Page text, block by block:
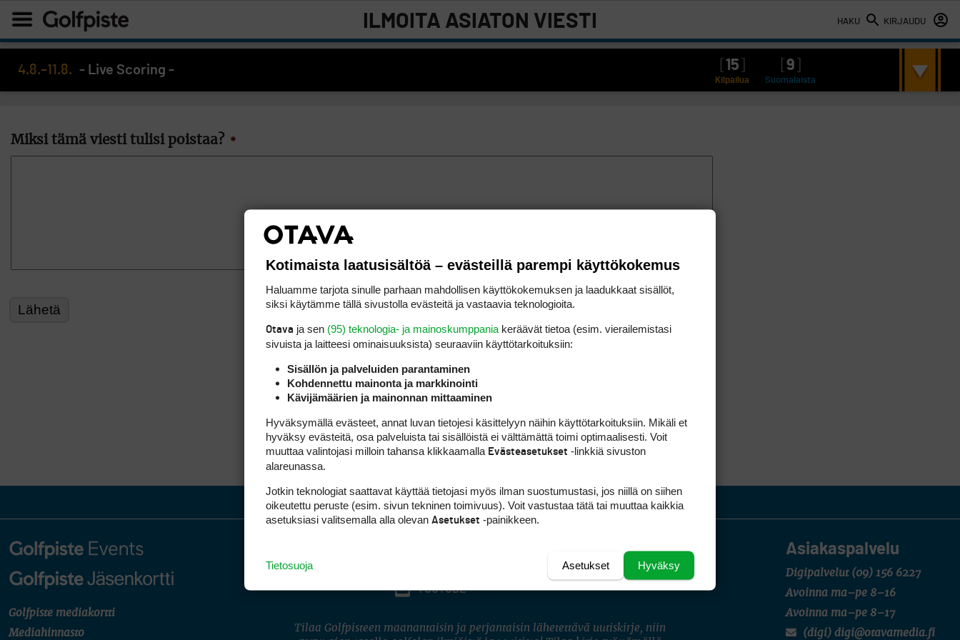
HAKU KIRJAUDU
ILMOITA ASIATON VIESTI
4.8.–11.8. - Live Scoring - 15 9
Kilpailua Suomalaista
Miksi tämä viesti tulisi poistaa? *
Golfpiste mediakortti
Mediahinnasto
Asiakaspalvelu
Digipalvelut (09) 156 6227
Avoinna ma–pe 8–16
Avoinna ma–pe 8–17
(digi) digi@otavamedia.fi
INSTAGRAM
YOUTUBE
Tilaa Golfpisteen maanantaisin ja perjantaisin lähetettävä uutiskirje, niin
Kotimaista laatusisältöä – evästeillä parempi käyttökokemus
Haluamme tarjota sinulle parhaan mahdollisen käyttökokemuksen ja laadukkaat sisällöt,
siksi käytämme tällä sivustolla evästeitä ja vastaavia teknologioita.
Otava ja sen (95) teknologia- ja mainoskumppania keräävät tietoa (esim. vierailemis­tasi
sivuista ja laitteesi ominaisuuk­sista) seuraaviin käyttötarkoituksiin:
Sisällön ja palveluiden parantaminen
Kohdennettu mainonta ja markkinointi
Kävijämäärien ja mainonnan mittaaminen
Hyväksymällä evästeet, annat luvan tietojesi käsittelyyn näihin käyttötarkoituksiin. Mikäli et
hyväksy evästeitä, osa palveluista tai sisällöistä ei välttämättä toimi optimaalisesti. Voit
muuttaa valintojasi milloin tahansa klikkaamalla Evästeasetukset -linkkiä sivuston
alareunassa.
Jotkin teknologiat saattavat käyttää tietojasi myös ilman suostumustasi, jos niillä on siihen
oikeutettu peruste (esim. sivun tekninen toimivuus). Voit vastustaa tätä tai muuttaa kaikkia
asetuksiasi valitsemalla alla olevan Asetukset -painikkeen.
Hyväksy
Asetukset
Tietosuoja